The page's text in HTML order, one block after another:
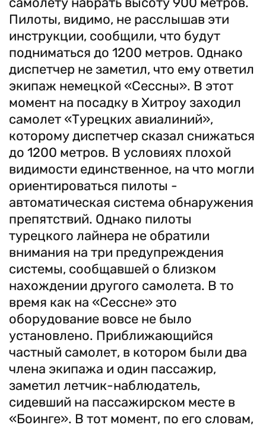
Пилоты, видимо, не расслышав эти
инструкции, сообщили, что будут
подниматься до 1200 метров. Однако
диспетчер не заметил, что ему ответил
экипаж немецкой «Сессны». В этот
момент на посадку в Хитроу заходил
самолет «Турецких авиалиний»,
которому диспетчер сказал снижаться
до 1200 метров. В условиях плохой
видимости единственное, на что могли
ориентироваться пилоты -
автоматическая система обнаружения
препятствий. Однако пилоты
турецкого лайнера не обратили
внимания на три предупреждения
системы, сообщавшей о близком
нахождении другого самолета. В то
время как на «Сессне» это
оборудование вовсе не было
установлено. Приближающийся
частный самолет, в котором были два
члена экипажа и один пассажир,
заметил летчик-наблюдатель,
сидевший на пассажирском месте в
«Боинге». В тот момент, по его словам,